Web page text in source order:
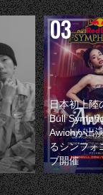
日本初上陸
Bull
Awichが出
るシンフォ
ブ開催